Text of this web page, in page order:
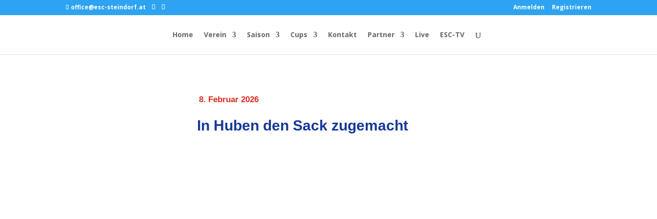
office@esc-steindorf.at Anmelden Registrieren
Home Verein Saison Cups Kontakt Partner Live ESC-TV
8. Februar 2026
In Huben den Sack zugemacht